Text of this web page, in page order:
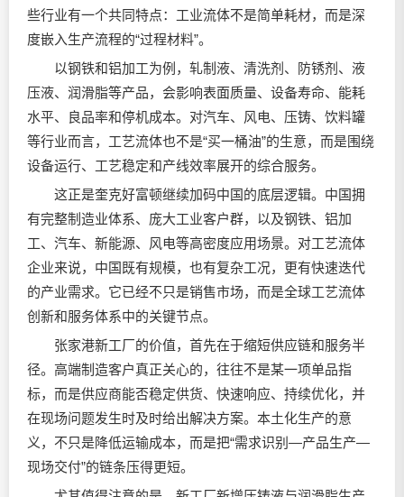
些行业有一个共同特点：工业流体不是简单耗材，而是深
度嵌入生产流程的“过程材料”。
以钢铁和铝加工为例，轧制液、清洗剂、防锈剂、液
压液、润滑脂等产品，会影响表面质量、设备寿命、能耗
水平、良品率和停机成本。对汽车、风电、压铸、饮料罐
等行业而言，工艺流体也不是“买一桶油”的生意，而是围绕
设备运行、工艺稳定和产线效率展开的综合服务。
这正是奎克好富顿继续加码中国的底层逻辑。中国拥
有完整制造业体系、庞大工业客户群，以及钢铁、铝加
工、汽车、新能源、风电等高密度应用场景。对工艺流体
企业来说，中国既有规模，也有复杂工况，更有快速迭代
的产业需求。它已经不只是销售市场，而是全球工艺流体
创新和服务体系中的关键节点。
张家港新工厂的价值，首先在于缩短供应链和服务半
径。高端制造客户真正关心的，往往不是某一项单品指
标，而是供应商能否稳定供货、快速响应、持续优化，并
在现场问题发生时及时给出解决方案。本土化生产的意
义，不只是降低运输成本，而是把“需求识别—产品生产—
现场交付”的链条压得更短。